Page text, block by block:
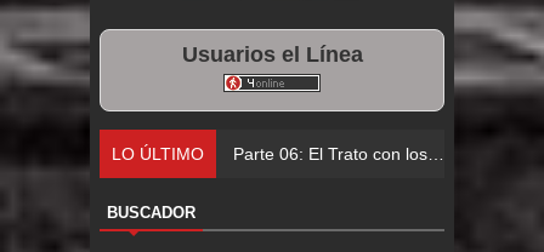
Usuarios el Línea
LO ÚLTIMO Parte 06: El Trato con los Muertos
BUSCADOR